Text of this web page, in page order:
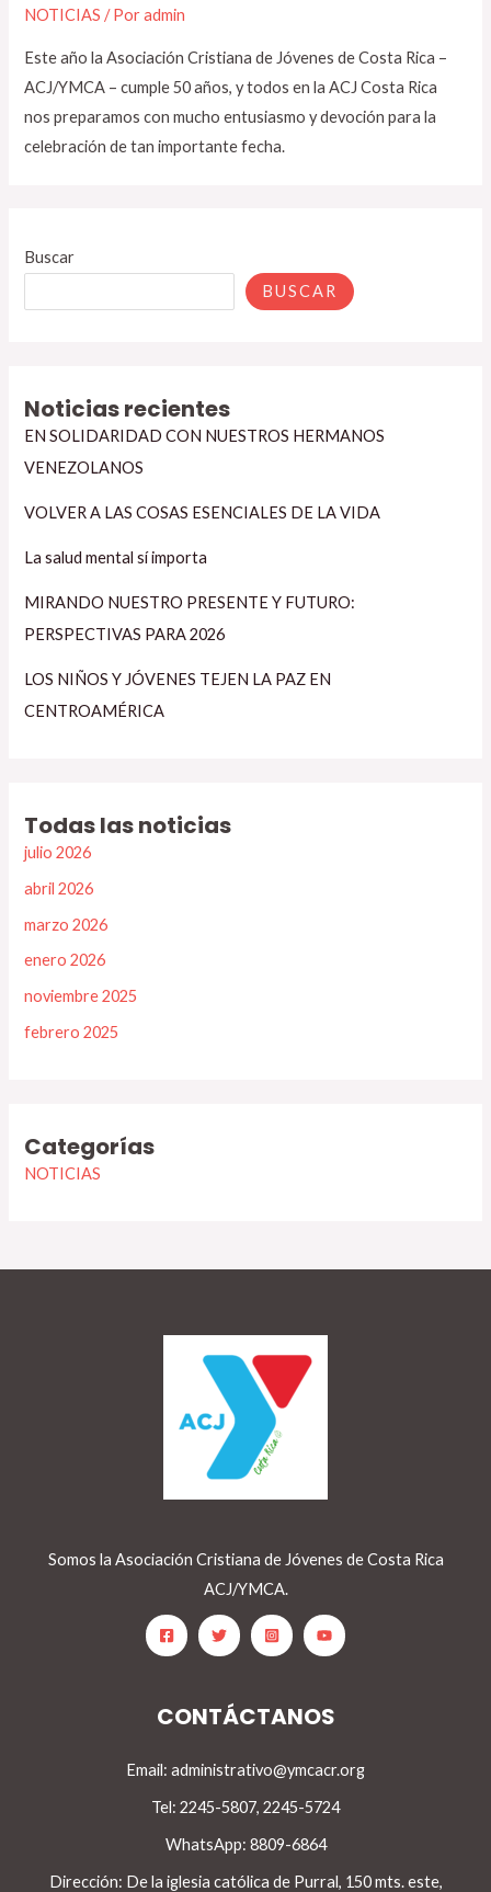
NOTICIAS / Poradmin
Este año la Asociación Cristiana de Jóvenes de Costa Rica –
ACJ/YMCA – cumple 50 años, y todos en la ACJ Costa Rica
nos preparamos con mucho entusiasmo y devoción para la
celebración de tan importante fecha.
Buscar
BUSCAR
Noticias recientes
EN SOLIDARIDAD CON NUESTROS HERMANOS
VENEZOLANOS
VOLVER A LAS COSAS ESENCIALES DE LA VIDA
La salud mental sí importa
MIRANDO NUESTRO PRESENTE Y FUTURO:
PERSPECTIVAS PARA 2026
LOS NIÑOS Y JÓVENES TEJEN LA PAZ EN
CENTROAMÉRICA
Todas las noticias
julio 2026
abril 2026
marzo 2026
enero 2026
noviembre 2025
febrero 2025
Categorías
NOTICIAS
Somos la Asociación Cristiana de Jóvenes de Costa Rica
ACJ/YMCA.
CONTÁCTANOS
Email: administrativo@ymcacr.org
Tel: 2245-5807, 2245-5724
WhatsApp: 8809-6864
Dirección: De la iglesia católica de Purral, 150 mts. este,